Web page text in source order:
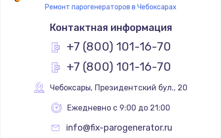
Ремонт парогенераторов в Чебоксарах
Контактная информация
+7 (800) 101-16-70
+7 (800) 101-16-70
Чебоксары, Президентский бул., 20
Ежедневно с 9:00 до 21:00
info@fix-parogenerator.ru